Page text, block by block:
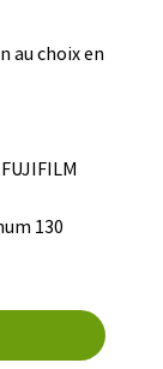
au choix en
130